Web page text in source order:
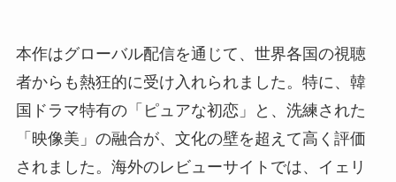
本作はグローバル配信を通じて、世界各国の視聴
者からも熱狂的に受け入れられました。特に、韓
国ドラマ特有の「ピュアな初恋」と、洗練された
「映像美」の融合が、文化の壁を超えて高く評価
されました。海外のレビューサイトでは、イェリ